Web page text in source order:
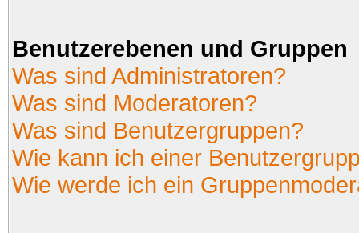
Benutzerebenen und Gruppen
Was sind Administratoren?
Was sind Moderatoren?
Was sind Benutzergruppen?
Wie kann ich einer
Wie werde ich ein